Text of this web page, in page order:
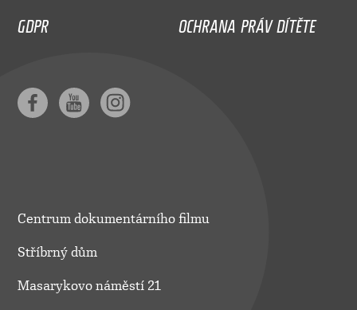
GDPR
OCHRANA PRÁV DÍTĚTE
Centrum dokumentárního filmu
Stříbrný dům
Masarykovo náměstí 21